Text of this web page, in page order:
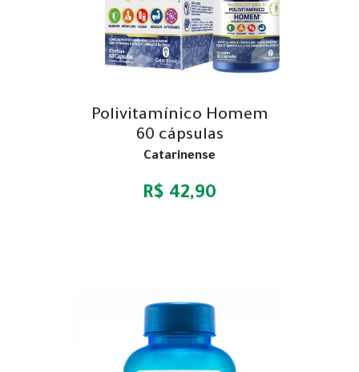
Polivitamínico Homem
60 cápsulas
Catarinense
R$ 42,90